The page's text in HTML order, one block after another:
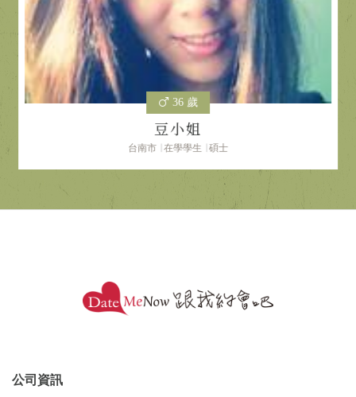
36 歲
豆小姐
台南市 在學學生 碩士
公司資訊